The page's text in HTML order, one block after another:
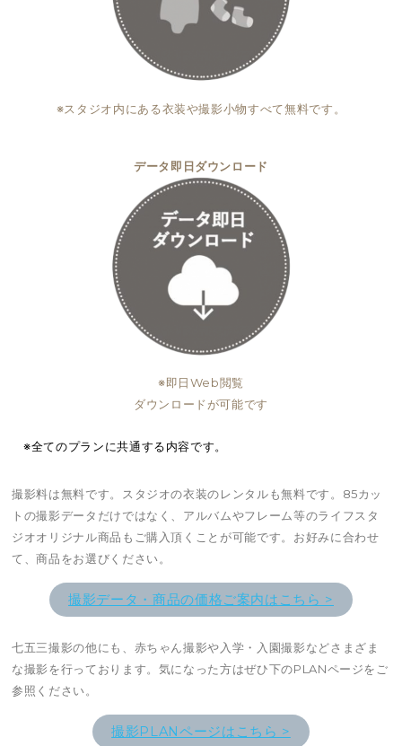
※スタジオ内にある衣装や撮影小物すべて無料です。
データ即日ダウンロード
※即日Web閲覧
ダウンロードが可能です
※全てのプランに共通する内容です。
撮影料は無料です。スタジオの衣装のレンタルも無料です。85カッ
トの撮影データだけではなく、アルバムやフレーム等のライフスタ
ジオオリジナル商品もご購入頂くことが可能です。お好みに合わせ
て、商品をお選びください。
撮影データ・商品の価格ご案内はこちら >
七五三撮影の他にも、赤ちゃん撮影や入学・入園撮影などさまざま
な撮影を行っております。気になった方はぜひ下のPLANページをご
参照ください。
撮影PLANページはこちら >